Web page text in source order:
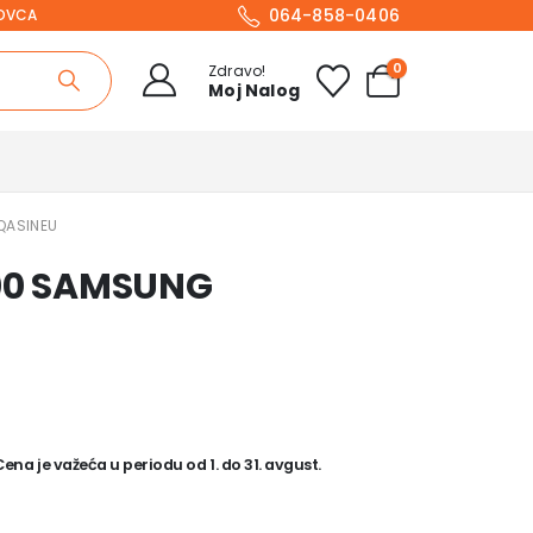
064-858-0406
Zdravo!
Moj Nalog
0
SAMSUNG
je važeća u periodu od 1. do 31. avgust.